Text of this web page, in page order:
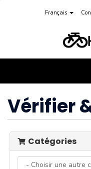
Français
Vérifier
Catégories